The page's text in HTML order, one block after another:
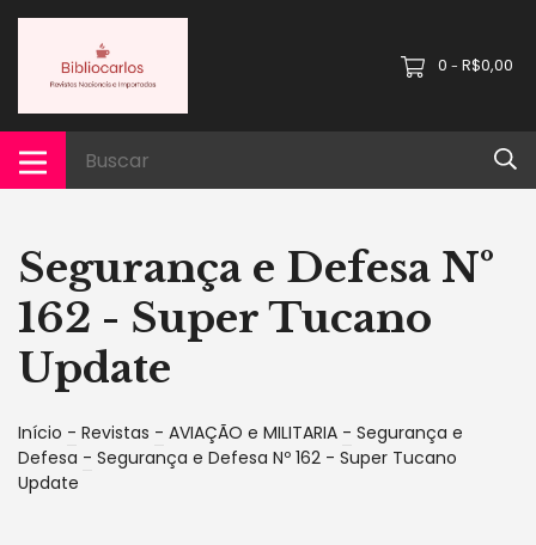
0 - R$0,00
Segurança e Defesa Nº
162 - Super Tucano
Update
Início - Revistas - AVIAÇÃO e MILITARIA - Segurança e
Defesa - Segurança e Defesa Nº 162 - Super Tucano
Update